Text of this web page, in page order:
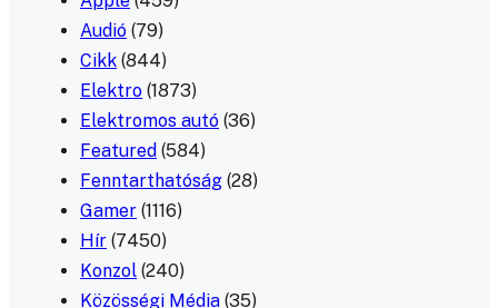
Audió (79)
Cikk (844)
Elektro (1873)
Elektromos autó (36)
Featured (584)
Fenntarthatóság (28)
Gamer (1116)
Hír (7450)
Konzol (240)
Közösségi Média (35)